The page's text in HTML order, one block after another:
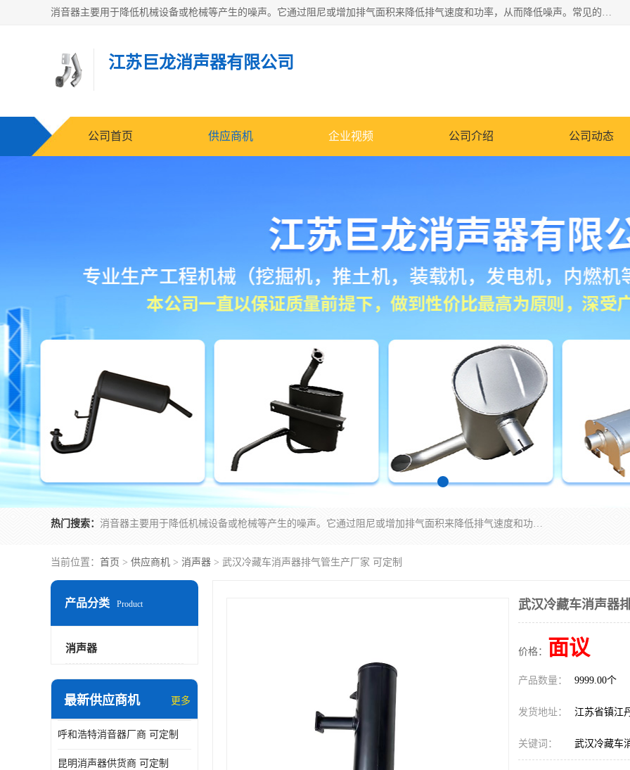
消音器主要用于降低机械设备或枪械等产生的噪声。它通过阻尼或增加排气面积来降低排气速度和功率，从而降低噪声。常见的消音器类型包括阻性消声器、抗性消声器、共振消声器以及阻抗复合式消声器等。这些消音器各有特点，适用于不同频率的噪声消除。
江苏巨龙消声器有限公司
公司首页 供应商机 企业视频 公司介绍 公司动态
热门搜索： 消音器主要用于降低机械设备或枪械等产生的噪声。它通过阻尼或增加排气面积来降低排气速度和功率，从而降低噪声。常见的消音器类型包括阻性消声器、抗性消声器、共振消声器以及阻抗复合式消声器等。这些消音器各有特点，适用于不同频率的噪声消除。
当前位置： 首页 > 供应商机 > 消声器 > 武汉冷藏车消声器排气管生产厂家 可定制
产品分类 Product
消声器
最新供应商机 更多
呼和浩特消音器厂商 可定制
昆明消声器供货商 可定制
武汉冷藏车消声器
价格： 面议
产品数量： 9999.00个
发货地址： 江苏省镇江
关键词： 武汉冷藏车